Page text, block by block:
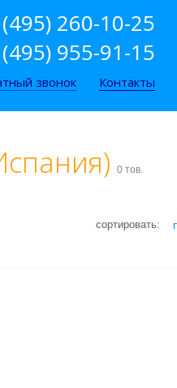
260-10-25
955-91-15
звонок Контакты
0 тов.
сортировать: